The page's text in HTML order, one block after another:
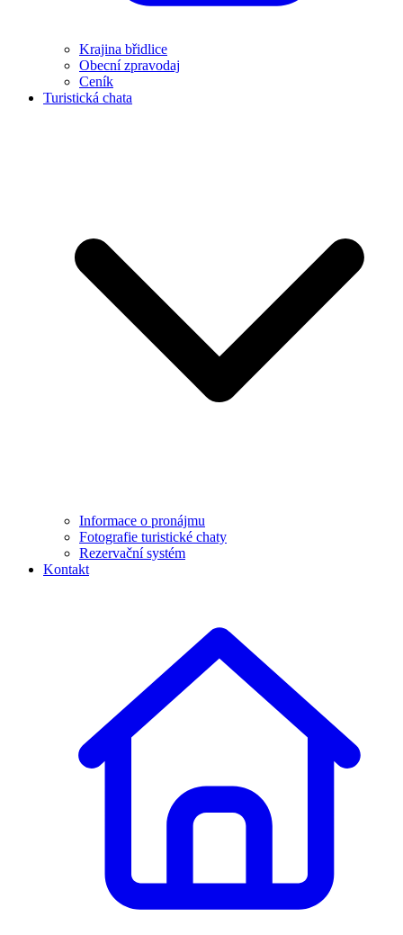
Krajina břidlice
Obecní zpravodaj
Ceník
Turistická chata
Informace o pronájmu
Fotografie turistické chaty
Rezervační systém
Kontakt